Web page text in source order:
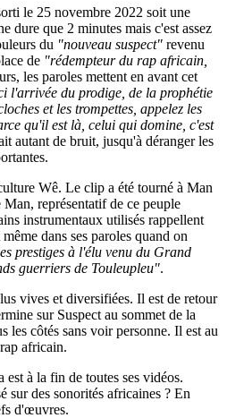
le 25 novembre 2022 soit une
dure que 2 minutes mais c'est assez
du "nouveau suspect" revenu
de "rédempteur du rap africain,
les paroles mettent en avant cet
l'arrivée du prodige, de la prophétie
et les trompettes, appelez les
qu'il est là, celui qui domine, c'est
autant de bruit, jusqu'à déranger les
Wê. Le clip a été tourné à Man
Man, représentatif de ce peuple
instrumentaux utilisés rappellent
dans ses paroles quand on
prestiges à l'élu venu du Grand
guerriers de Touleupleu".
vives et diversifiées. Il est de retour
sur Suspect au sommet de la
les côtés sans voir personne. Il est au
africain.
à la fin de toutes ses vidéos.
sur des sonorités africaines ? En
d'œuvres.